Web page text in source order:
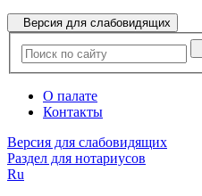
Версия для слабовидящих
О палате
Контакты
Версия для слабовидящих
Раздел для нотариусов
Ru